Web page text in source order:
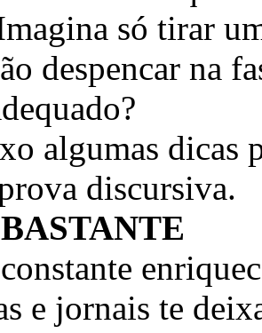
só tirar
despencar na
algumas dicas
discursiva.
e jornais te